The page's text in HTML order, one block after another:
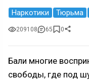
Наркотики Тюрьма
209108 65 0
Бали многие
свободы, где под